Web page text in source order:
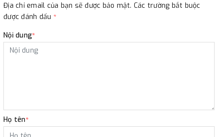
Địa chỉ email của bạn sẽ được bảo mật. Các trường bắt buộc
được đánh dấu *
Nội dung*
Họ tên*